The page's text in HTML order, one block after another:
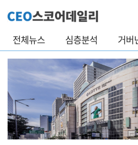
전체뉴스 심층분석 거버